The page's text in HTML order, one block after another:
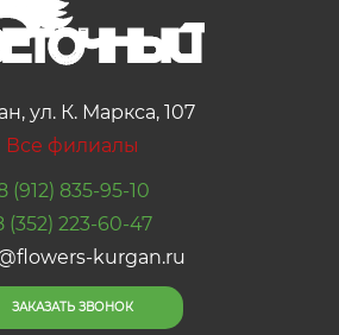
ул. К. Маркса, 107
Все филиалы
(912) 835-95-10
(352) 223-60-47
kurgan.ru
ЗАКАЗАТЬ ЗВОНОК